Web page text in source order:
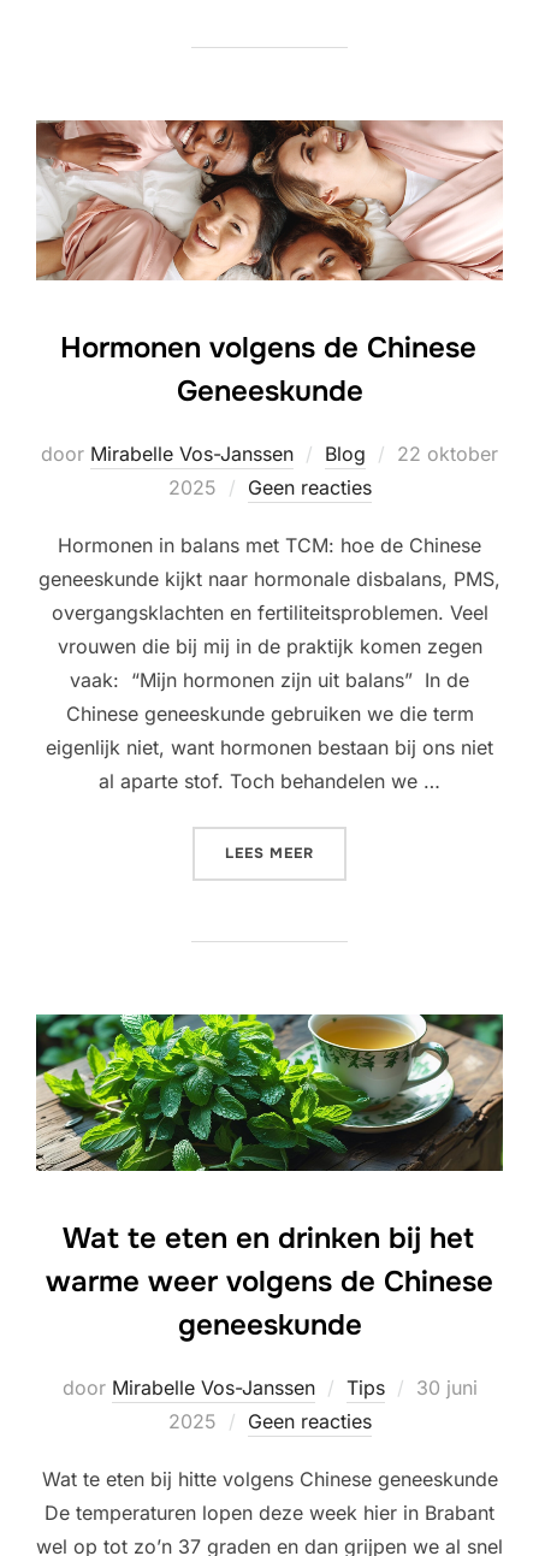
Hormonen volgens de Chinese
Geneeskunde
door Mirabelle Vos-Janssen Blog
Geplaatst
22 oktober
2025
Geen reacties
Hormonen in balans met TCM: hoe de Chinese
geneeskunde kijkt naar hormonale disbalans, PMS,
overgangsklachten en fertiliteitsproblemen. Veel
vrouwen die bij mij in de praktijk komen zegen
vaak: “Mijn hormonen zijn uit balans” In de
Chinese geneeskunde gebruiken we die term
eigenlijk niet, want hormonen bestaan bij ons niet
al aparte stof. Toch behandelen we …
LEES MEER
Wat te eten en drinken bij het
warme weer volgens de Chinese
geneeskunde
door Mirabelle Vos-Janssen Tips
Geplaatst
30 juni
2025
Geen reacties
Wat te eten bij hitte volgens Chinese geneeskunde
De temperaturen lopen deze week hier in Brabant
wel op tot zo’n 37 graden en dan grijpen we al snel